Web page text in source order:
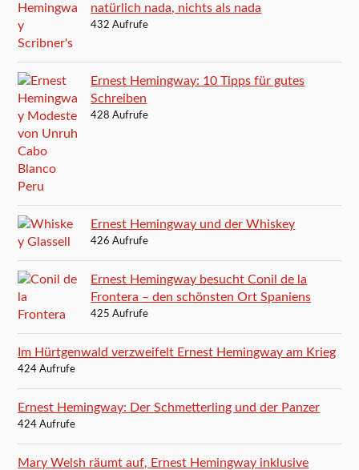
natürlich nada, nichts als nada
432 Aufrufe
Ernest Hemingway: 10 Tipps für gutes
Schreiben
428 Aufrufe
Ernest Hemingway und der Whiskey
426 Aufrufe
Ernest Hemingway besucht Conil de la
Frontera – den schönsten Ort Spaniens
425 Aufrufe
Im Hürtgenwald verzweifelt Ernest Hemingway am Krieg
424 Aufrufe
Ernest Hemingway: Der Schmetterling und der Panzer
424 Aufrufe
Mary Welsh räumt auf, Ernest Hemingway inklusive